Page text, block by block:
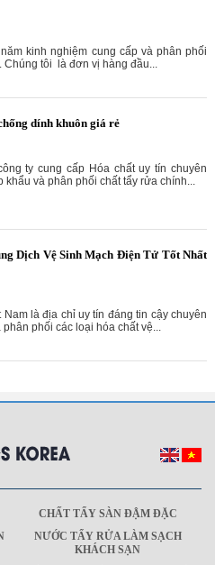
kinh nghiệm cung cấp và phân phối
Chúng tôi là đơn vị hàng đầu...
dính khuôn giá rẻ
ty cung cấp Hóa chất uy tín chuyên
khẩu và phân phối chất tẩy rửa chính...
Dịch Vệ Sinh Mạch Điện Tử Tốt Nhất
Nam là địa chỉ uy tín đáng tin cậy chuyên
phân phối các loại hóa chất vệ...
CHẤT TẨY SÀN ĐẬM ĐẶC
NƯỚC TẨY RỬA LÀM SẠCH
KHÁCH SẠN